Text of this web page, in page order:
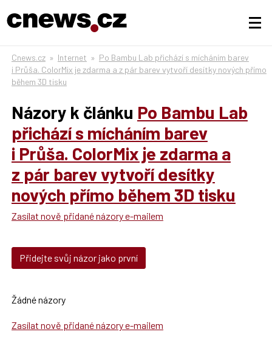
Cnews.cz » Internet » Po Bambu Lab přichází s mícháním barev
i Průša. ColorMix je zdarma a z pár barev vytvoří desítky nových přímo
během 3D tisku
Názory k článku Po Bambu Lab
přichází s mícháním barev
i Průša. ColorMix je zdarma a
z pár barev vytvoří desítky
nových přímo během 3D tisku
Zasílat nově přidané názory e-mailem
Přidejte svůj názor jako první
Žádné názory
Zasílat nově přidané názory e-mailem